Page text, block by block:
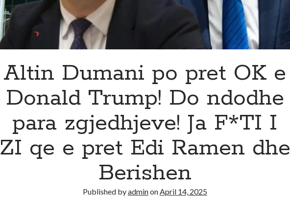
Altin Dumani po pret OK e
Donald Trump! Do ndodhe
para zgjedhjeve! Ja F*TI I
ZI qe e pret Edi Ramen dhe
Berishen
Published byadminonApril 14, 2025